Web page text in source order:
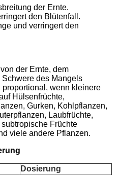
der Ernte.
den Blütenfall.
und verringert den
der Ernte, dem
des Mangels
wenn kleinere
Hülsenfrüchte,
Gurken, Kohlpflanzen,
Laubfrüchte,
Früchte
viele andere Pflanzen.
Dosierung